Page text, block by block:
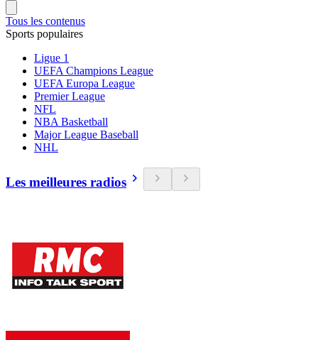
Tous les contenus
Sports populaires
Ligue 1
UEFA Champions League
UEFA Europa League
Premier League
NFL
NBA Basketball
Major League Baseball
NHL
Les meilleures radios